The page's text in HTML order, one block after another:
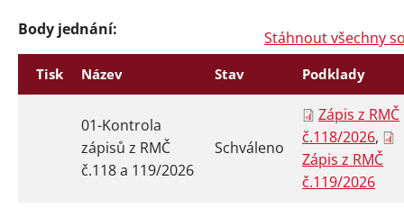
Body jednání: Stáhnout všechny
Tisk Název Stav Podklady
01-Kontrola
zápisů z RMČ
č.118 a 119/2026
Schváleno
Zápis z RMČ
č.118/2026,
Zápis z RMČ
č.119/2026